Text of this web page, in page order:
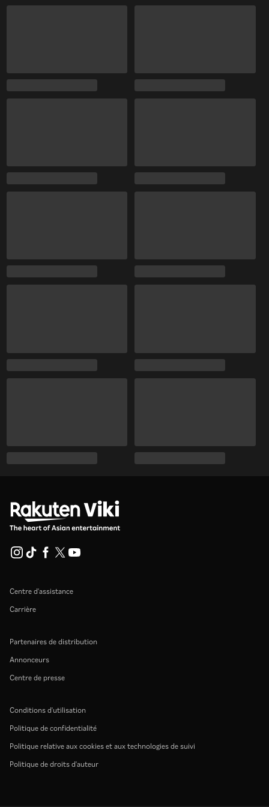
Centre d'assistance
Carrière
Partenaires de distribution
Annonceurs
Centre de presse
Conditions d'utilisation
Politique de confidentialité
Politique relative aux cookies et aux technologies de suivi
Politique de droits d'auteur